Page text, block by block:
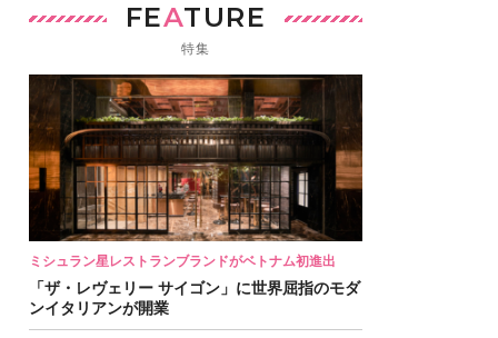
FEATURE
特集
ミシュラン星レストランブランドがベトナム初進出
「ザ・レヴェリー サイゴン」に世界屈指のモダ
ンイタリアンが開業